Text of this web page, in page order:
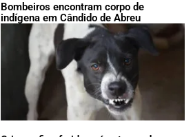
Bombeiros encontram corpo de
indígena em Cândido de Abreu